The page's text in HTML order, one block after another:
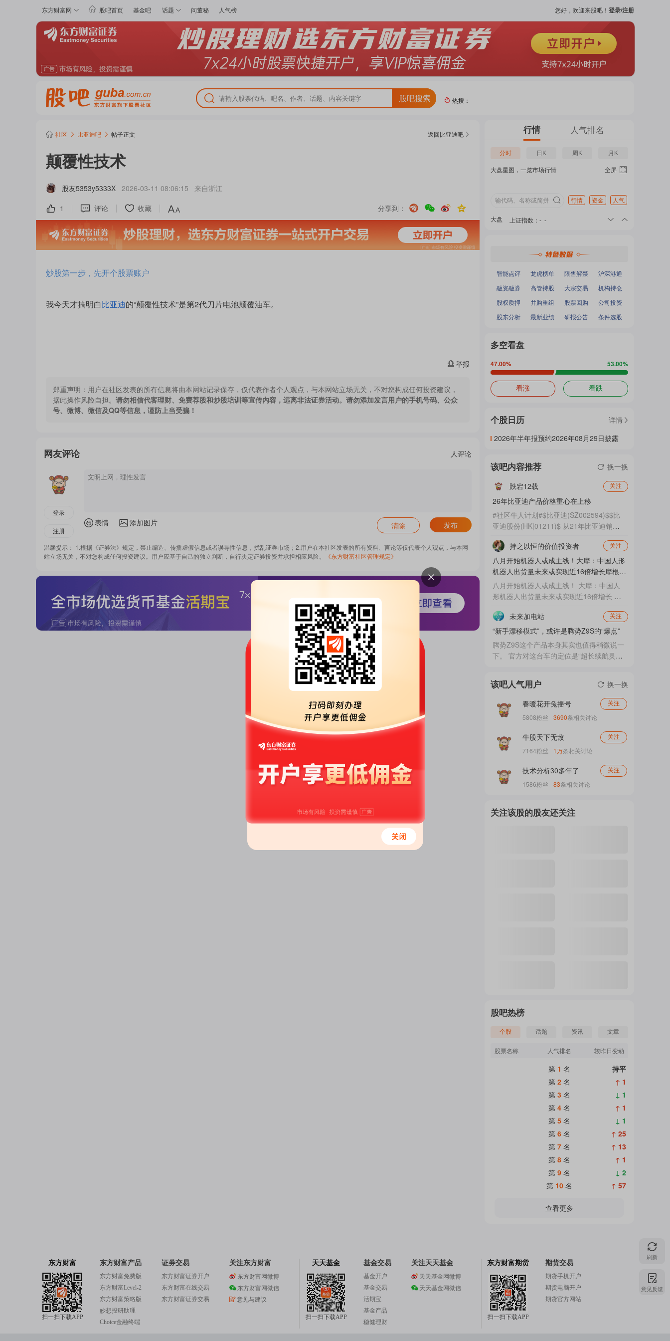
东方财富网 股吧首页 基金吧 话题 问董秘 人气榜 您好，欢迎来股吧！ 登录/注册
股吧搜索
热门
热
吧
热搜：
社区 比亚迪吧 帖子正文 返回比亚迪吧
颠覆性技术
股友5353y5333X 2026-03-11 08:06:15 来自浙江
1
评论 收藏 分享到：
炒股第一步，先开个股票账户
我今天才搞明白比亚迪的“颠覆性技术”是第2代刀片电池颠覆油车。
举报
郑重声明： 用户在社区发表的所有信息将由本网站记录保存，仅代表作者个人观点，与本网站立场无关，不对您构成任何投资建议，
据此操作风险自担。 请勿相信代客理财、免费荐股和炒股培训等宣传内容，远离非法证券活动。请勿添加发言用户的手机号码、公众
号、微博、微信及QQ等信息，谨防上当受骗！
网友评论 人评论
登录
注册
表情 添加图片 清除 发布
温馨提示： 1.根据《证券法》规定，禁止编造、传播虚假信息或者误导性信息，扰乱证券市场；2.用户在本社区发表的所有资料、言论等仅代表个人观点，与本网
站立场无关，不对您构成任何投资建议。用户应基于自己的独立判断，自行决定证券投资并承担相应风险。
《东方财富社区管理规定》
行情 人气排名
分时 日K 周K 月K
大盘星图，一览市场行情 全屏
行情 资金 人气
大盘 上证指数 ： - -
：- -
智能点评 龙虎榜单 限售解禁
沪深港通
融资融券
高管持股 大宗交易
机构持仓
股权质押
并购重组 股票回购
公司投资
股东分析
最新业绩 研报公告 条件选股
多空看盘
47.00% 53.00%
看涨 看跌
个股日历
详情
2026年半年报预约2026年08月29日披露
该吧内容推荐 换一换
跌宕12载 关注
26年比亚迪产品价格重心在上移
#社区牛人计划#$比亚迪(SZ002594)$$比
亚迪股份(HK|01211)$ 从21年比亚迪销量
卷合资车。实质上20万元以上高端车比亚迪
份额比较低。这也拉低了比亚迪总体营收、
盈利水平。 今年可以说是比亚迪高端车元
年。为此比亚迪围绕20万元以上推出好几款
新车。并且还出了好几款爆款车。 方程豹
钛7、大唐、海豹08已经确定是今年爆款
车。同时即将上市的新车还有海...
持之以恒的价值投资者 关注
八月开始机器人或成主线！大摩：中国人形
机器人出货量未来或实现近16倍增长摩根士
丹
八月开始机器人或成主线！ 大摩：中国人
形机器人出货量未来或实现近16倍增长 摩
测从2.8万台上调至5万台，并预期2030年
达44.6万台，对应年复合增长率106%。按
照这一预测，2025到2030年中国人形机器
人出货量将实现近16倍增长，复合增速超过
一倍。 2026年8月是人形机器人产业的“超
发布、资本上市、国际盛会及政...
未来加电站 关注
“新手漂移模式”，或许是腾势Z9S的“爆点”
腾势Z9S这个产品本身其实也值得稍微说一
下。 官方对这台车的定位是“超长续航灵动
觉应该是官方在做一个尝试，因为腾势之前
的整体品牌风格，给我个人感觉跟德系豪华
更为接近，它更多主打的是家庭和商务兼顾
之外，会追求极限操控和性能。 这也是技
术上比亚迪最擅长的。 但到Z9S这儿就不太
一样了。 这个“灵动”的调性，加上新的
词“悦己”，其实跟其他腾势的车定位有很大
不同了。它...
该吧人气用户 换一换
春暖花开兔摇号 关注
5808粉丝 3690条相关讨论
牛股天下无敌 关注
7164粉丝 1万条相关讨论
技术分析30多年了 关注
1586粉丝 83条相关讨论
关注该股的股友还关注
股吧热榜
个股 话题 资讯 文章
股票名称 人气排名 较昨日变动
第 1 名
持平
第 2 名
↑ 1
第 3 名
↓ 1
第 4 名
↑ 1
第 5 名
↓ 1
第 6 名
↑ 25
第 7 名
↑ 13
第 8 名
↑ 1
第 9 名
↓ 2
第 10 名 ↑ 57
查看更多
刷新
意见反馈
东方财富
扫一扫下载APP
东方财富产品
东方财富免费版
东方财富Level-2
东方财富策略版
妙想投研助理
Choice金融终端
证券交易
东方财富证券开户
东方财富在线交易
东方财富证券交易
关注东方财富
东方财富网微博
东方财富网微信
意见与建议
天天基金
扫一扫下载APP
基金交易
基金开户
基金交易
活期宝
基金产品
稳健理财
关注天天基金
天天基金网微博
天天基金网微信
东方财富期货
扫一扫下载APP
期货交易
期货手机开户
期货电脑开户
期货官方网站